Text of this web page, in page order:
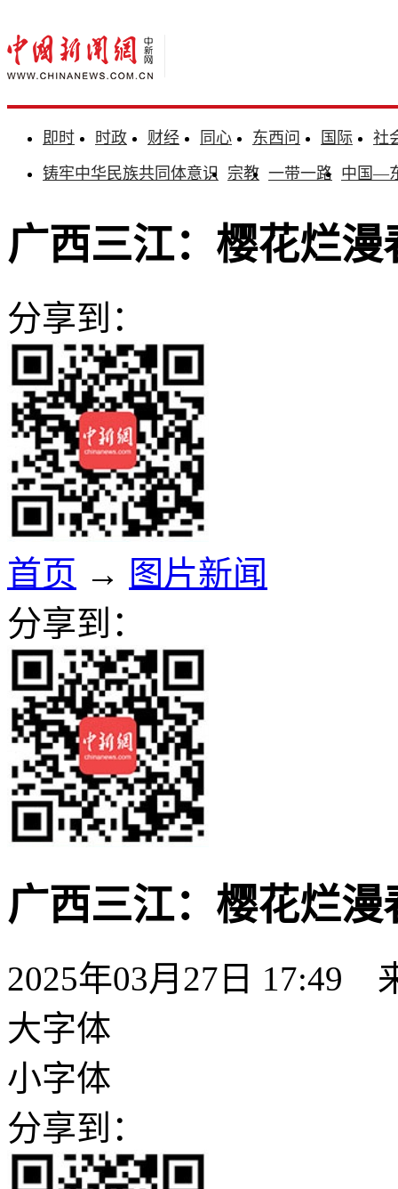
即时 时政 财经 同心 东西问 国际
社
铸牢中华民族共同体意识 宗教 一带一路 中国—
广西三江：樱花烂漫
分享到：
首页 → 图片新闻
分享到：
广西三江：樱花烂漫
2025年03月27日 17:49
大字体
小字体
分享到：